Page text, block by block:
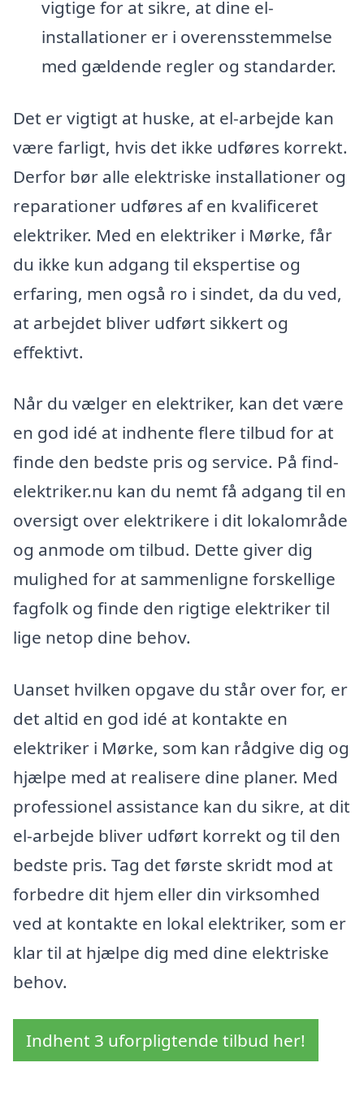
vigtige for at sikre, at dine el-
installationer er i overensstemmelse
med gældende regler og standarder.
Det er vigtigt at huske, at el-arbejde kan
være farligt, hvis det ikke udføres korrekt.
Derfor bør alle elektriske installationer og
reparationer udføres af en kvalificeret
elektriker. Med en elektriker i Mørke, får
du ikke kun adgang til ekspertise og
erfaring, men også ro i sindet, da du ved,
at arbejdet bliver udført sikkert og
effektivt.
Når du vælger en elektriker, kan det være
en god idé at indhente flere tilbud for at
finde den bedste pris og service. På find-
elektriker.nu kan du nemt få adgang til en
oversigt over elektrikere i dit lokalområde
og anmode om tilbud. Dette giver dig
mulighed for at sammenligne forskellige
fagfolk og finde den rigtige elektriker til
lige netop dine behov.
Uanset hvilken opgave du står over for, er
det altid en god idé at kontakte en
elektriker i Mørke, som kan rådgive dig og
hjælpe med at realisere dine planer. Med
professionel assistance kan du sikre, at dit
el-arbejde bliver udført korrekt og til den
bedste pris. Tag det første skridt mod at
forbedre dit hjem eller din virksomhed
ved at kontakte en lokal elektriker, som er
klar til at hjælpe dig med dine elektriske
behov.
Indhent 3 uforpligtende tilbud her!